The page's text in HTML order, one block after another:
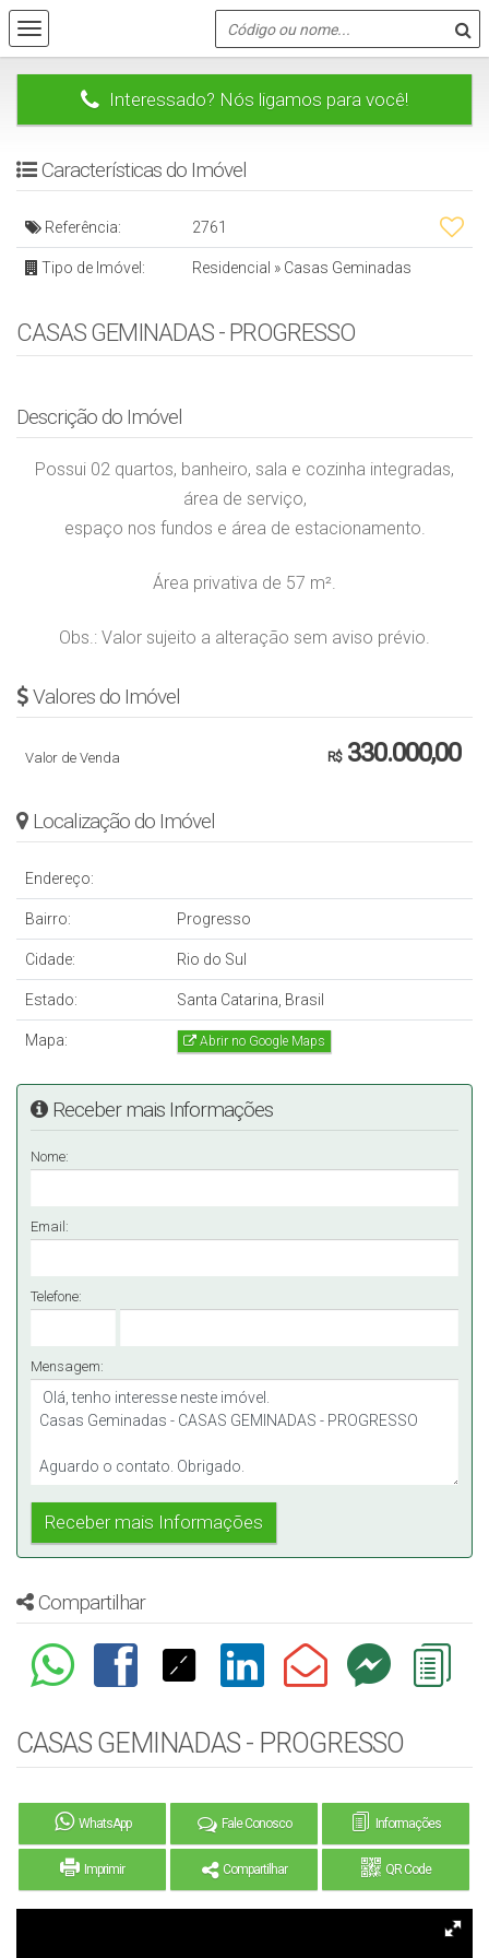
Interessado? Nós ligamos para você!
Características do Imóvel
Referência: 2761
Tipo de Imóvel: Residencial » Casas Geminadas
CASAS GEMINADAS - PROGRESSO
Descrição do Imóvel
Possui 02 quartos, banheiro, sala e cozinha integradas,
área de serviço,
espaço nos fundos e área de estacionamento.
Área privativa de 57 m².
Obs.: Valor sujeito a alteração sem aviso prévio.
Valores do Imóvel
R$330.000,00
Valor de Venda
Localização do Imóvel
Endereço:
Bairro: Progresso
Cidade: Rio do Sul
Estado: Santa Catarina, Brasil
Mapa: Abrir no Google Maps
Receber mais Informações
Nome:
Email:
Telefone:
Mensagem:
Compartilhar
CASAS GEMINADAS - PROGRESSO
WhatsApp Fale Conosco Informações
Imprimir Compartilhar QR Code